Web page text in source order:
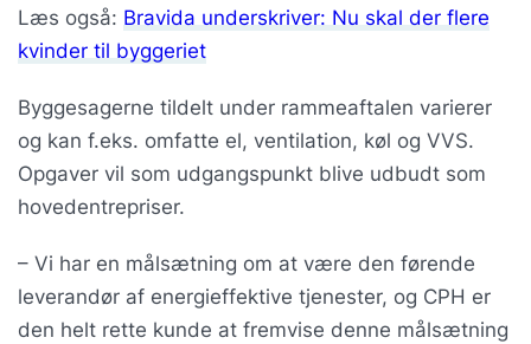
Læs også: Bravida underskriver: Nu skal der flere
kvinder til byggeriet
Byggesagerne tildelt under rammeaftalen varierer
og kan f.eks. omfatte el, ventilation, køl og VVS.
Opgaver vil som udgangspunkt blive udbudt som
hovedentrepriser.
– Vi har en målsætning om at være den førende
leverandør af energieffektive tjenester, og CPH er
den helt rette kunde at fremvise denne målsætning